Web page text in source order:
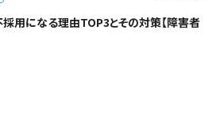
用になる理由TOP3とその対策【障害者